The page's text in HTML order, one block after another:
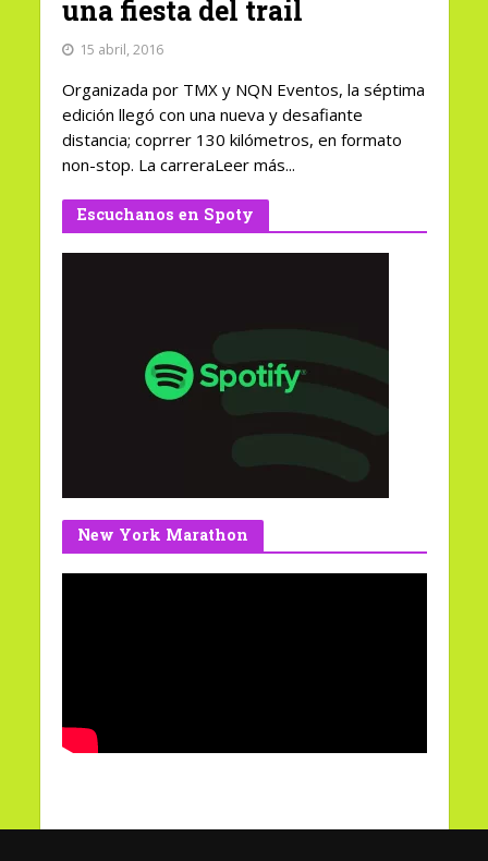
una fiesta del trail
15 abril, 2016
Organizada por TMX y NQN Eventos, la séptima
edición llegó con una nueva y desafiante
distancia; coprrer 130 kilómetros, en formato
non-stop. La carreraLeer más...
Escuchanos en Spoty
New York Marathon